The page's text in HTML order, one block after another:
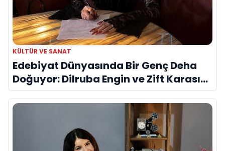
KÜLTÜR VE SANAT
Edebiyat Dünyasında Bir Genç Deha
Doğuyor: Dilruba Engin ve Zift Karası
Evreni ‘AVENOİR’